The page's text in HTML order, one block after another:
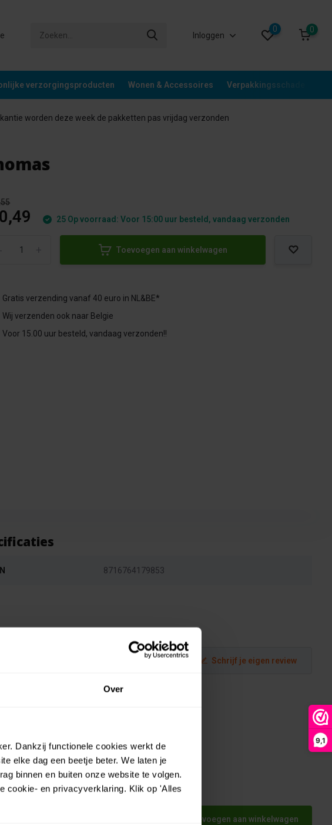
Over
Dankzij functionele cookies werkt de
elke dag een beetje beter. We laten je
binnen en buiten onze website te volgen.
cookie- en privacyverklaring. Klik op 'Alles
9,1
Inloggen
0 0
verzorgingsproducten Wonen & Accessoires Verpakkingsschade
worden deze week de pakketten pas vrijdag verzonden
25 Op voorraad: Voor 15:00 uur besteld, vandaag verzonden
Toevoegen aan winkelwagen
Gratis verzending vanaf 40 euro in NL&BE*
Wij verzenden ook naar Belgie
Voor 15.00 uur besteld, vandaag verzonden!!
8716764179853
Schrijf je eigen review
met
Toevoegen aan winkelwagen